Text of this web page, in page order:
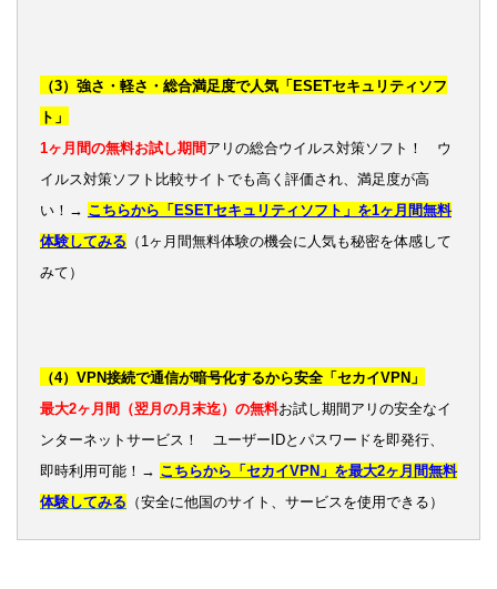
（3）強さ・軽さ・総合満足度で人気「ESETセキュリティソフ
ト」
1ヶ月間の無料お試し期間 アリの総合ウイルス対策ソフト！ ウ
イルス対策ソフト比較サイトでも高く評価され、満足度が高
い！→ こちらから「ESETセキュリティソフト」を1ヶ月間無料
体験してみる （1ヶ月間無料体験の機会に人気も秘密を体感して
みて）
（4）VPN接続で通信が暗号化するから安全「セカイVPN」
最大2ヶ月間（翌月の月末迄）の無料お試し期間アリの安全なイ
ンターネットサービス！ ユーザーIDとパスワードを即発行、
即時利用可能！→ こちらから「セカイVPN」を最大2ヶ月間無料
体験してみる （安全に他国のサイト、サービスを使用できる）